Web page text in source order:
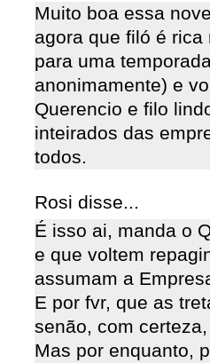
Muito boa essa
agora que filó é
para uma
anonimamente) e
Querencio e filo
inteirados das
todos.
Rosi disse...
É isso ai, manda o
e que voltem
assumam a
E por fvr, que as
senão, com
Mas por enquanto,